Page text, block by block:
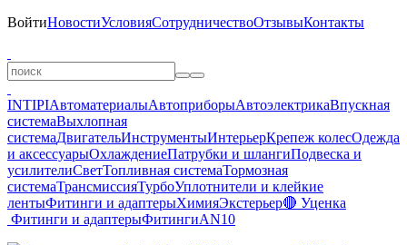
ВойтиНовостиУсловияСотрудничествоОтзывыКонтакты
INTIPIАвтоматериалыАвтоприборыАвтоэлектрикаВпускная
системаВыхлопная
системаДвигательИнструментыИнтерьерКрепеж колесОдежда
и аксессуарыОхлаждениеПатрубки и шлангиПодвеска и
усилителиСветТопливная системаТормозная
системаТрансмиссияТурбоУплотнители и клейкие
лентыФитинги и адаптерыХимияЭкстерьер🔴 Уценка
Фитинги и адаптерыФитингиAN10